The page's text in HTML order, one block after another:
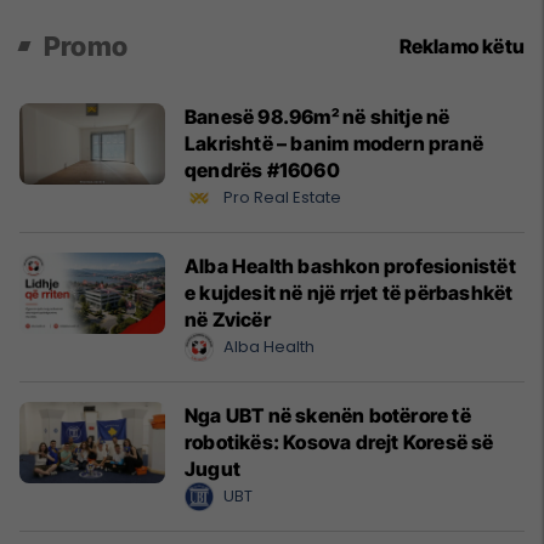
Promo Reklamo këtu
Banesë 98.96m² në shitje në
Lakrishtë – banim modern pranë
qendrës #16060
Pro Real Estate
Alba Health bashkon profesionistët
e kujdesit në një rrjet të përbashkët
në Zvicër
Alba Health
Nga UBT në skenën botërore të
robotikës: Kosova drejt Koresë së
Jugut
UBT